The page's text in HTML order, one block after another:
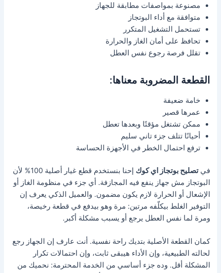
مصنوعة بمواصفات مطابقة للجهاز
متوافقة مع أداء البوتجاز
تستحمل التشغيل المتكرر
تحافظ على أمان الغاز والحرارة
تقلل فرصة رجوع نفس العطل
القطعة المضروبة معناها:
خامة ضعيفة
عمرها قصير
ممكن تشتغل مؤقتًا وبعدها تعطل
أحيانًا تتلف جزء تاني سليم
ترفع احتمال الخطر في الأجهزة الحساسة
فيتصليح بوتجاز اي كوك
إحنا بنستخدم قطع غيار أصلية 100% لأن
البوتجاز مش جهاز ينفع فيه المجازفة. أي جزء في منظومة الغاز أو
الإشعال أو الحرارة لازم يكون مضمون. والعميل الذكي يعرف إن
التوفير الغلط بيكلّفه مرتين: مرة وهو بيدفع في قطعة رخيصة،
ومرة لما نفس العطل يرجع أو يسبب مشكلة أكبر.
كمان القطعة الأصلية بتديك راحة نفسية. أنت عارف إن الجهاز رجع
لحالته الطبيعية، وإن الأداء هيبقى ثابت، وإن احتمالات تكرار
المشكلة أقل. وده جزء أساسي من الخدمة المحترمة: نحميك من